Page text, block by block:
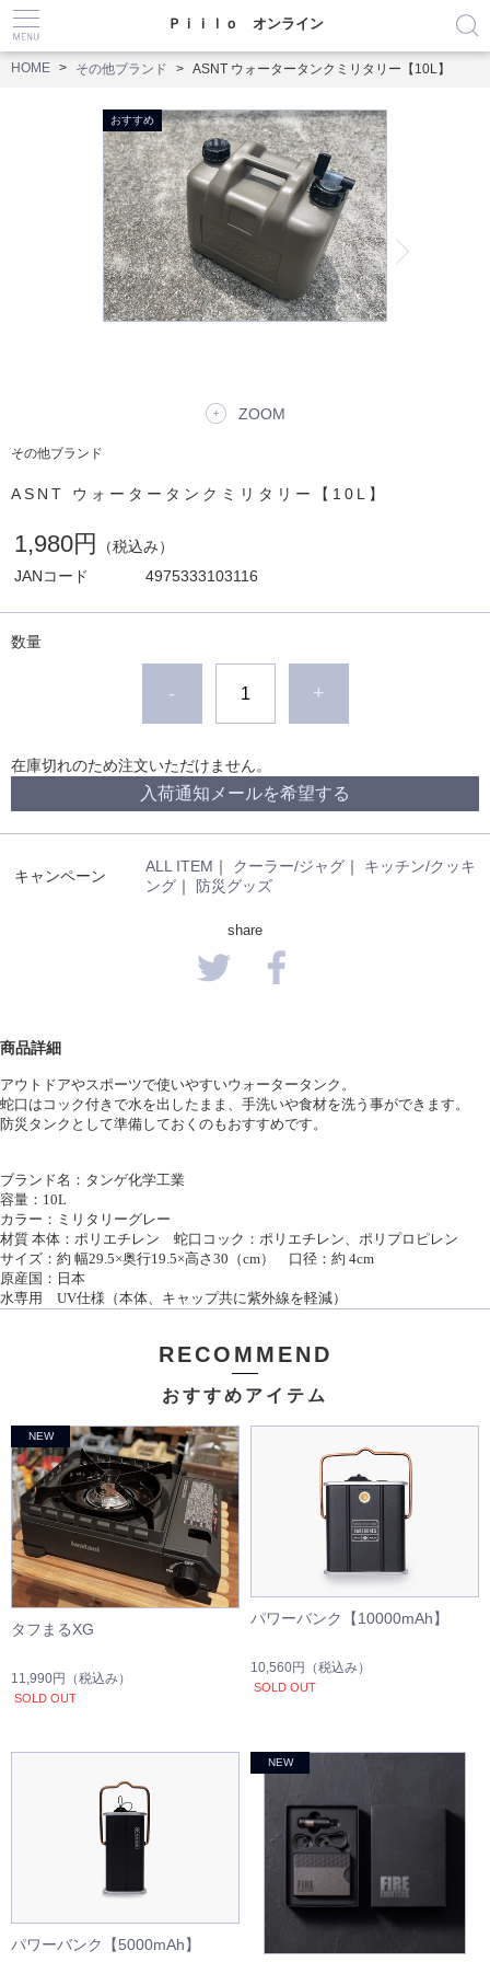
Ｐｉｉｌｏ オンライン
HOME その他ブランド ASNT ウォータータンクミリタリー【10L】
ZOOM
その他ブランド
ASNT ウォータータンクミリタリー【10L】
1,980円
（税込み）
JANコード
4975333103116
数量
- +
在庫切れのため注文いただけません。
入荷通知メールを希望する
キャンペーン
ALL ITEM ｜ クーラー/ジャグ ｜ キッチン/クッキ
ング ｜ 防災グッズ
share
商品詳細
アウトドアやスポーツで使いやすいウォータータンク。
蛇口はコック付きで水を出したまま、手洗いや食材を洗う事ができます。
防災タンクとして準備しておくのもおすすめです。
ブランド名：タンゲ化学工業
容量： 10L
カラー：ミリタリーグレー
材質 本体：ポリエチレン 蛇口コック：ポリエチレン、ポリプロピレン
サイズ：約 幅29.5×奥行19.5×高さ 30 （cm） 口径：約 4cm
原産国：日本
水専用 UV仕様（本体、キャップ共に紫外線を軽減）
RECOMMEND
おすすめアイテム
タフまるXG
11,990円 （税込み）
SOLD OUT
パワーバンク【10000mAh】
10,560円 （税込み）
SOLD OUT
パワーバンク【5000mAh】